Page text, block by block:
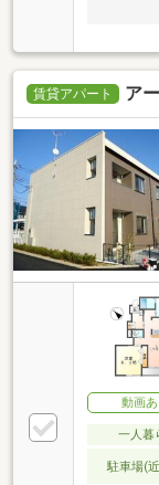
賃貸アパート ア
動画あ
一人暮
駐車場(